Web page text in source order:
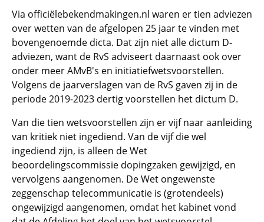
Via officiëlebekendmakingen.nl waren er tien adviezen
over wetten van de afgelopen 25 jaar te vinden met
bovengenoemde dicta. Dat zijn niet alle dictum D-
adviezen, want de RvS adviseert daarnaast ook over
onder meer AMvB's en initiatiefwetsvoorstellen.
Volgens de jaarverslagen van de RvS gaven zij in de
periode 2019-2023 dertig voorstellen het dictum D.
Van die tien wetsvoorstellen zijn er vijf naar aanleiding
van kritiek niet ingediend. Van de vijf die wel
ingediend zijn, is alleen de Wet
beoordelingscommissie dopingzaken gewijzigd, en
vervolgens aangenomen. De Wet ongewenste
zeggenschap telecommunicatie is (grotendeels)
ongewijzigd aangenomen, omdat het kabinet vond